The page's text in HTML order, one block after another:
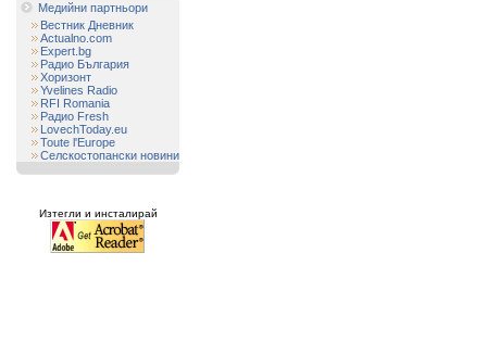
Медийни партньори
Вестник Дневник
Actualno.com
Expert.bg
Радио България
Хоризонт
Yvelines Radio
RFI Romania
Радио Fresh
LovechToday.eu
Toute l'Europe
Селскостопански новини
Изтегли и инсталирай